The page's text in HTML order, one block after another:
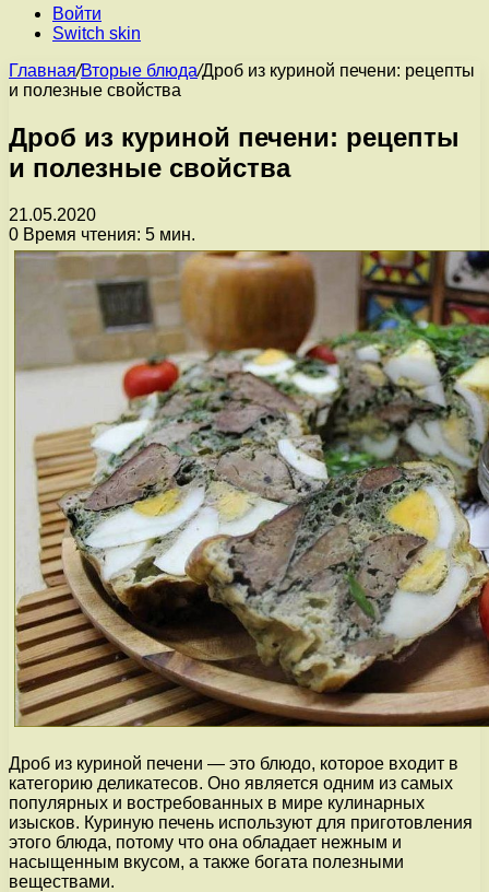
Войти
Switch skin
Главная/Вторые блюда/Дроб из куриной печени: рецепты
и полезные свойства
Дроб из куриной печени: рецепты
и полезные свойства
21.05.2020
0 Время чтения: 5 мин.
Дроб из куриной печени — это блюдо, которое входит в
категорию деликатесов. Оно является одним из самых
популярных и востребованных в мире кулинарных
изысков. Куриную печень используют для приготовления
этого блюда, потому что она обладает нежным и
насыщенным вкусом, а также богата полезными
веществами.